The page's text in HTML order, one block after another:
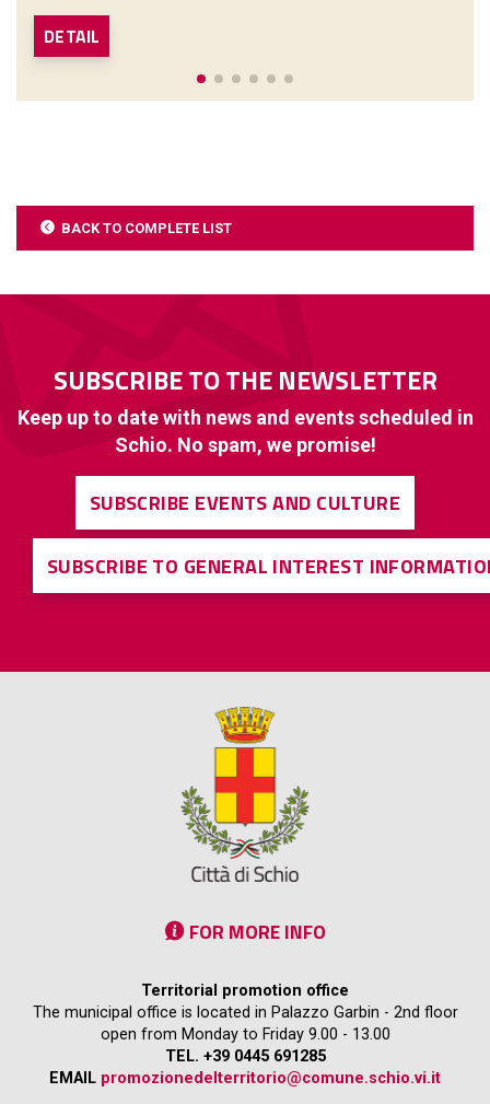
DETAIL
BACK TO COMPLETE LIST
SUBSCRIBE TO THE NEWSLETTER
Keep up to date with news and events scheduled in
Schio. No spam, we promise!
SUBSCRIBE EVENTS AND CULTURE
SUBSCRIBE TO GENERAL INTEREST
FOR MORE INFO
Territorial promotion office
The municipal office is located in Palazzo Garbin - 2nd floor
open from Monday to Friday 9.00 - 13.00
TEL. +39 0445 691285
EMAIL promozionedelterritorio@comune.schio.vi.it